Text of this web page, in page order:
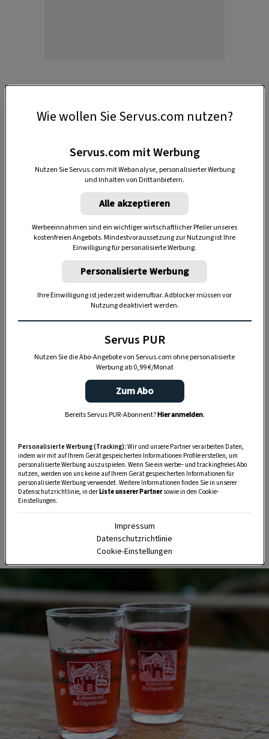
Du schaust ja aus wie ein Uhu!
Will sich ein Wein Uhudler nennen, muss er ein
strenges Prüfverfahren durchlaufen und dabei
geschmackliche Tests sowie
Laboruntersuchungen bestehen.
„Servus Garten“ auf WhatsApp
dem Balkon, der Terrasse oder im Garten zu werkeln? In
unserem kostenlosen WhatsApp-Kanal finden Sie täglich
Tipps und Tricks für Garten, Terrasse, Balkon- und
Zimmerpflanzen.
HIER MEHR ERFAHREN
Wie wollen Sie Servus.com nutzen?
Servus.com mit Werbung
Nutzen Sie Servus.com mit Webanalyse, personalisierter Werbung
und Inhalten von Drittanbietern.
Alle akzeptieren
Werbeeinnahmen sind ein wichtiger wirtschaftlicher Pfeiler unseres
kostenfreien Angebots. Mindestvoraussetzung zur Nutzung ist Ihre
Einwilligung für personalisierte Werbung.
Personalisierte Werbung
Ihre Einwilligung ist jederzeit widerrufbar. Adblocker müssen vor
Nutzung deaktiviert werden.
Servus PUR
Nutzen Sie die Abo-Angebote von Servus.com ohne personalisierte
Werbung ab 0,99 €/Monat
Zum Abo
Bereits Servus PUR-Abonnent?Hier anmelden.
Personalisierte Werbung (Tracking): Wir und unsere Partner verarbeiten Daten,
indem wir mit auf Ihrem Gerät gespeicherten Informationen Profile erstellen, um
personalisierte Werbung auszuspielen. Wenn Sie ein werbe– und trackingfreies Abo
nutzen, werden von uns keine auf Ihrem Gerät gespeicherten Informationen für
personalisierte Werbung verwendet. Weitere Informationen finden Sie in unserer
Datenschutzrichtlinie, in derListe unserer Partnersowie in den Cookie-
Einstellungen.
Impressum
Datenschutzrichtlinie
Cookie-Einstellungen